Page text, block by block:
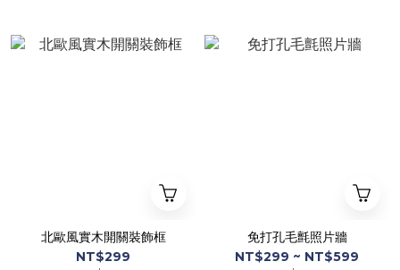
北歐風實木開關裝飾框
NT$299
免打孔毛氈照片牆
NT$299 ~ NT$599